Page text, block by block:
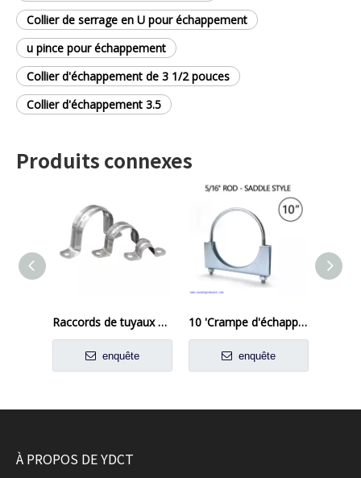
Collier de serrage en U pour échappement
u pince pour échappement
Collier d'échappement de 3 1/2 pouces
Collier d'échappement 3.5
Produits connexes
Raccords de tuyaux en acier inoxydable Cerceau de tube de tuyau de forme U
enquête
10 'Crampe d'échappement en acier silencieux
enquête
À PROPOS DE YDCT